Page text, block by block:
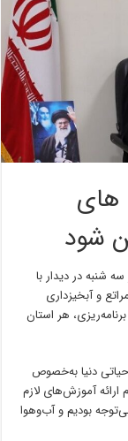
های
شود
شنبه در دیدار با
و آبخیزداری
هر استان
دنیا به‌خصوص
آموزش‌های لازم
بودیم و آب‌وهوا